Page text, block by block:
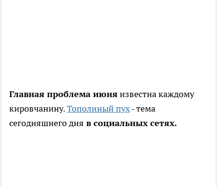
Главная проблема июня известна каждому
кировчанину.Тополиный пух- тема
сегодняшнего дня в социальных сетях.